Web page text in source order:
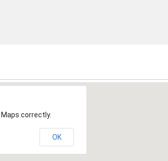
correctly.
OK